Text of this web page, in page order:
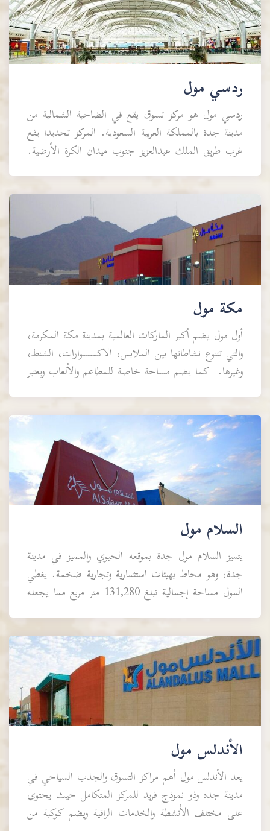
ردسي مول
ردسي مول هو مركز تسوق يقع في الضاحية الشمالية من
مدينة جدة بالمملكة العربية السعودية. المركز تحديدا يقع
غرب طريق الملك عبدالعزيز جنوب ميدان الكرة الأرضية.
مكة مول
أول مول يضم أكبر الماركات العالمية بمدينة مكة المكرمة،
والتي تتنوع نشاطاتها بين الملابس، الاكسسوارات، الشنط،
وغيرها. كما يضم مساحة خاصة للمطاعم والألعاب ويعتبر
السلام مول
يتميز السلام مول جدة بموقعه الحيوي والمميز في مدينة
جدة، وهو محاط بهيئات استثمارية وتجارية ضخمة. يغطي
المول مساحة إجمالية تبلغ 131,280 متر مربع مما يجعله
الأندلس مول
يعد الأندلس مول أهم مراكز التسوق والجذب السياحي في
مدينة جده وذو نموذج فريد للمركز المتكامل حيث يحتوي
على مختلف الأنشطة والخدمات الراقية ويضم كوكبة من